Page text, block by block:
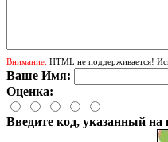
Внимание: HTML не поддерживается!
Ваше Имя:
Оценка:
Введите код, указанный на